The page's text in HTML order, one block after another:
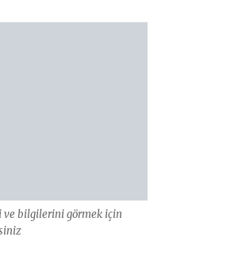
bilgilerini görmek için